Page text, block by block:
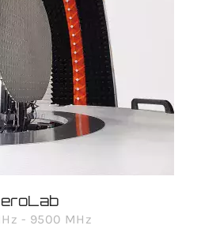
- 9500 MHz